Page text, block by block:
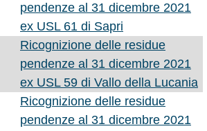
pendenze al 31 dicembre 2021
ex USL 61 di Sapri
Ricognizione delle residue
pendenze al 31 dicembre 2021
ex USL 59 di Vallo della Lucania
Ricognizione delle residue
pendenze al 31 dicembre 2021